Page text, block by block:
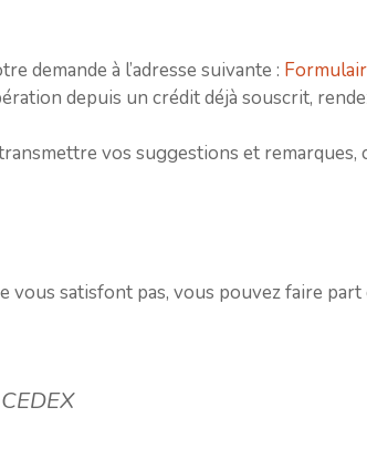
demande à l’adresse suivante :
depuis un crédit déjà souscrit,
vos suggestions et remarques,
satisfont pas, vous pouvez faire part